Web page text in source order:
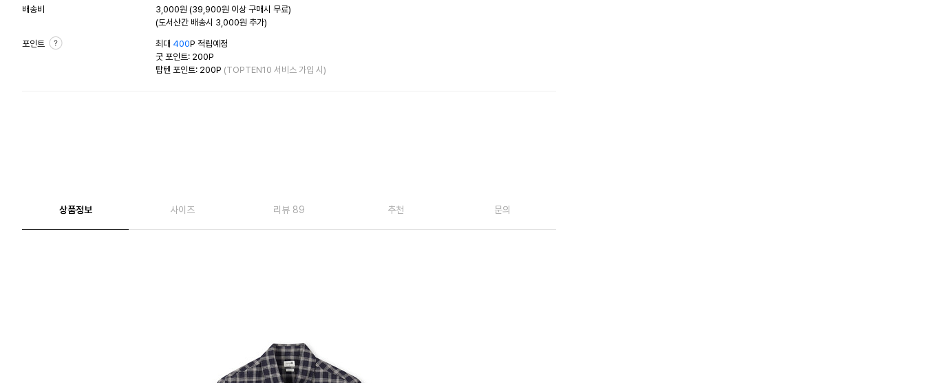
배송비
3,000원 (39,900원 이상 구매시 무료)
(도서산간 배송시 3,000원 추가)
포인트 최대 400P 적립예정
굿 포인트: 200P
탑텐 포인트: 200P (TOPTEN10 서비스 가입 시)
상품정보 사이즈 리뷰 89 추천 문의